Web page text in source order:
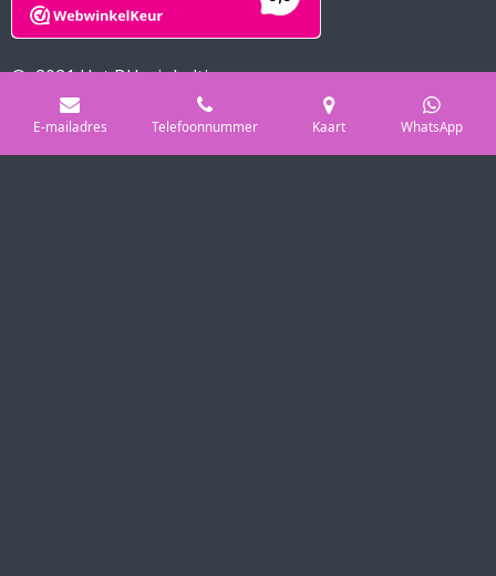
© 2021 Het BH winkeltje
Powered by
E-mailadres Telefoonnummer Kaart WhatsApp